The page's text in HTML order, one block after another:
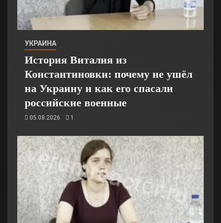
УКРАИНА
История Виталия из
Константиновки: почему не ушёл
на Украину и как его спасали
российские военные
05.08.2026 1